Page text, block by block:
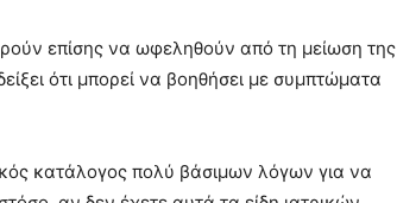
επίσης να ωφεληθούν από τη μείωση της
ότι μπορεί να βοηθήσει με συμπτώματα
κατάλογος πολύ βάσιμων λόγων για να